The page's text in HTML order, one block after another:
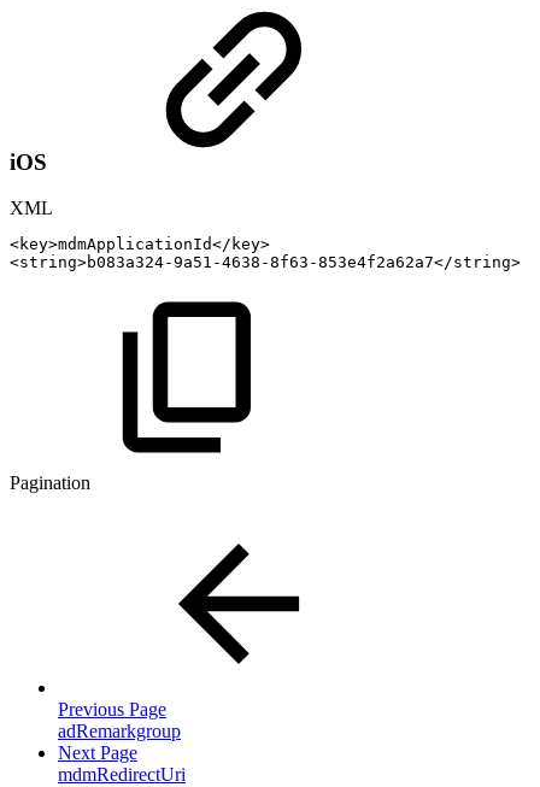
iOS
XML
<key>mdmApplicationId</ key>
<string>b083a324-9a51-4638-8f63-853e4f2a62a7</string>
Pagination
Previous Page
adRemarkgroup
Next Page
mdmRedirectUri